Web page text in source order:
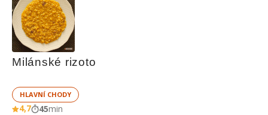
Milánské rizoto
HLAVNÍ CHODY
4,7 45min